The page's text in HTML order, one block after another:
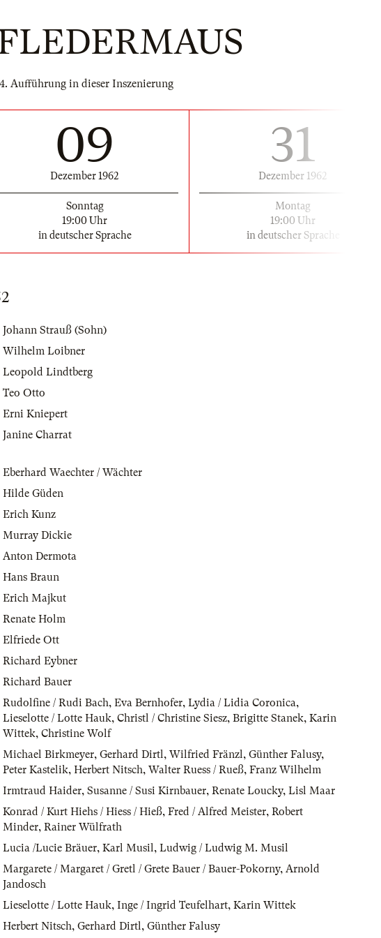
Aufführung in dieser Inszenierung
09
Dezember 1962
Sonntag
19:00 Uhr
in deutscher Sprache
31
Dezember 1962
Montag
19:00 Uhr
in deutscher Sprache
Johann Strauß (Sohn)
Wilhelm Loibner
Leopold Lindtberg
Teo Otto
Erni Kniepert
Janine Charrat
Eberhard Waechter / Wächter
Hilde Güden
Erich Kunz
Murray Dickie
Anton Dermota
Hans Braun
Erich Majkut
Renate Holm
Elfriede Ott
Richard Eybner
Richard Bauer
Rudolfine / Rudi Bach, Eva Bernhofer, Lydia / Lidia Coronica,
Lieselotte / Lotte Hauk, Christl / Christine Siesz, Brigitte Stanek, Karin
Wittek, Christine Wolf
Michael Birkmeyer, Gerhard Dirtl, Wilfried Fränzl, Günther Falusy,
Peter Kastelik, Herbert Nitsch, Walter Ruess / Rueß, Franz Wilhelm
Irmtraud Haider, Susanne / Susi Kirnbauer, Renate Loucky, Lisl Maar
Konrad / Kurt Hiehs / Hiess / Hieß, Fred / Alfred Meister, Robert
Minder, Rainer Wülfrath
Lucia /Lucie Bräuer, Karl Musil, Ludwig / Ludwig M. Musil
Margarete / Margaret / Gretl / Grete Bauer / Bauer-Pokorny, Arnold
Jandosch
Lieselotte / Lotte Hauk, Inge / Ingrid Teufelhart, Karin Wittek
Herbert Nitsch, Gerhard Dirtl, Günther Falusy